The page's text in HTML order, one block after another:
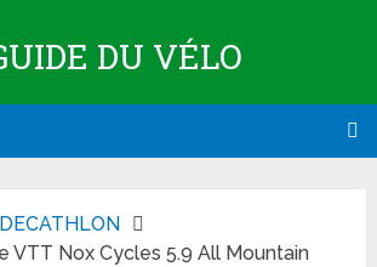
VTT Nox Cycles 5.9 All Mountain